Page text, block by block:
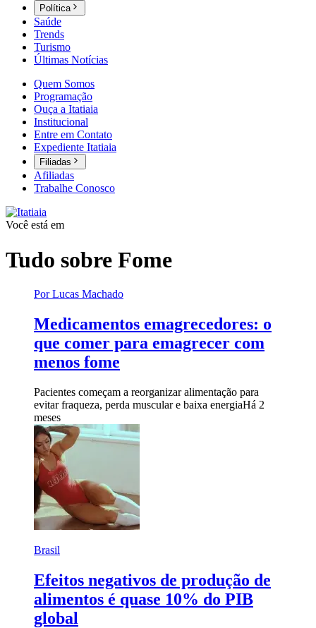
Política
Saúde
Trends
Turismo
Últimas Notícias
Quem Somos
Programação
Ouça a Itatiaia
Institucional
Entre em Contato
Expediente Itatiaia
Filiadas
Afiliadas
Trabalhe Conosco
Você está em
Tudo sobre Fome
Por Lucas Machado
Medicamentos emagrecedores: o
que comer para emagrecer com
menos fome
Pacientes começam a reorganizar alimentação para
evitar fraqueza, perda muscular e baixa energiaHá 2
meses
Brasil
Efeitos negativos de produção de
alimentos é quase 10% do PIB
global